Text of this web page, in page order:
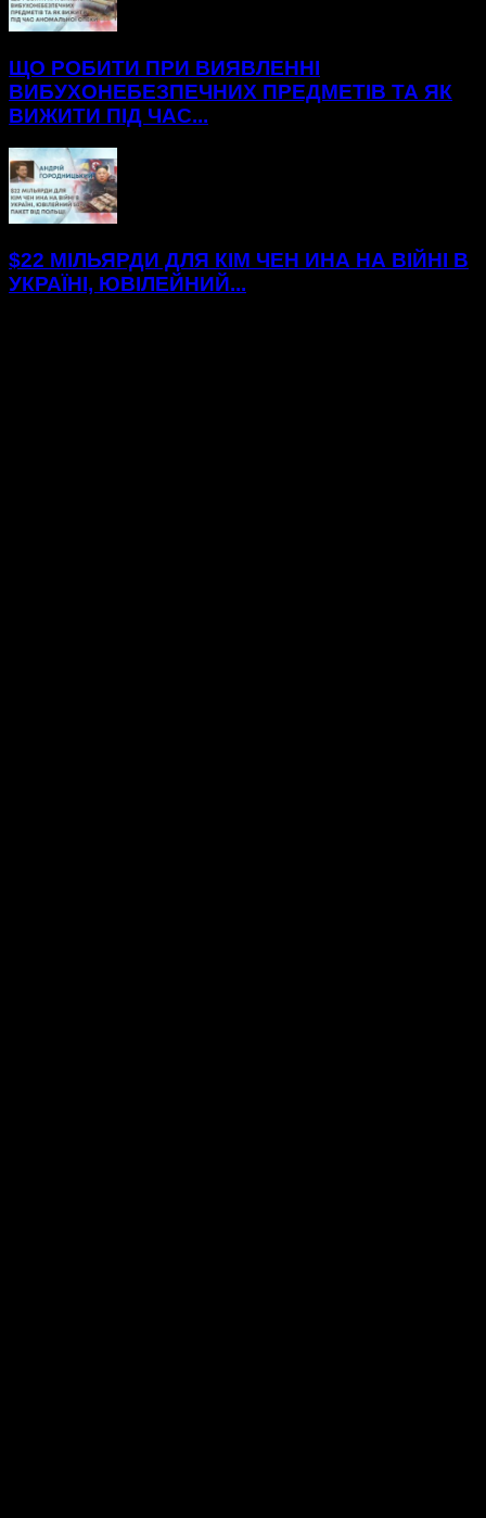
ЩО РОБИТИ ПРИ ВИЯВЛЕННІ
ВИБУХОНЕБЕЗПЕЧНИХ ПРЕДМЕТІВ ТА ЯК
ВИЖИТИ ПІД ЧАС...
$22 МІЛЬЯРДИ ДЛЯ КІМ ЧЕН ИНА НА ВІЙНІ В
УКРАЇНІ, ЮВІЛЕЙНИЙ...